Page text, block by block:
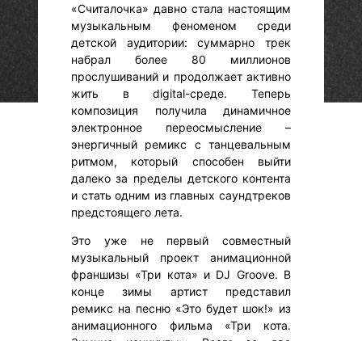
«Считалочка» давно стала настоящим
музыкальным феноменом среди
детской аудитории: суммарно трек
набрал более 80 миллионов
прослушиваний и продолжает активно
жить в digital-среде. Теперь
композиция получила динамичное
электронное переосмысление –
энергичный ремикс с танцевальным
ритмом, который способен выйти
далеко за пределы детского контента
и стать одним из главных саундтреков
предстоящего лета.
Это уже не первый совместный
музыкальный проект анимационной
франшизы «Три кота» и DJ Groove. В
конце зимы артист представил
ремикс на песню «Это будет шок!» из
анимационного фильма «Три кота.